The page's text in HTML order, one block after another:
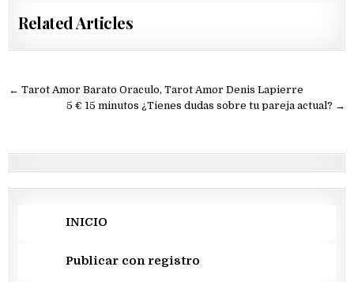
Related Articles
Navegación
← Tarot Amor Barato Oraculo, Tarot Amor Denis Lapierre
5 € 15 minutos ¿Tienes dudas sobre tu pareja actual? →
INICIO
Publicar con registro